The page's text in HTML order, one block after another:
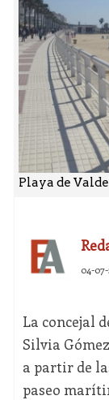
Playa de
04-
La concejal
Silvia
a partir de
paseo